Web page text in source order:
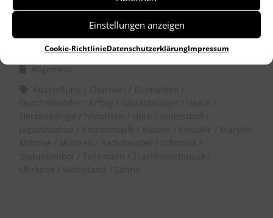
Einstellungen anzeigen
Cookie-RichtlinieDatenschutzerklärungImpressum
byDr. Birgitta Unger-Richter